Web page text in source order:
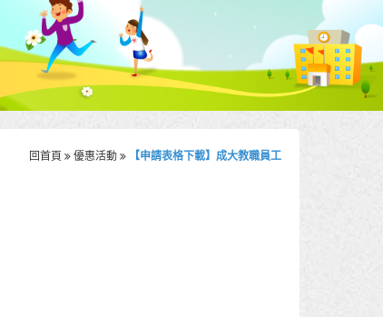
回首頁 優惠活動 【申請表格下載】成大教職員工